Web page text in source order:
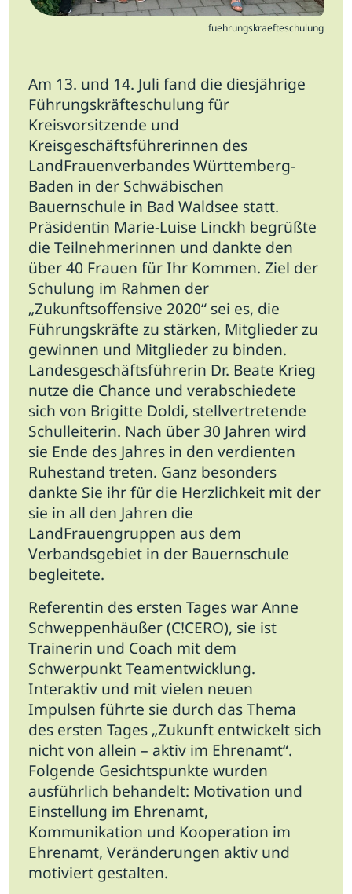
fuehrungskraefteschulung
Am 13. und 14. Juli fand die diesjährige
Führungskräfteschulung für
Kreisvorsitzende und
Kreisgeschäftsführerinnen des
LandFrauenverbandes Württemberg-
Baden in der Schwäbischen
Bauernschule in Bad Waldsee statt.
Präsidentin Marie-Luise Linckh begrüßte
die Teilnehmerinnen und dankte den
über 40 Frauen für Ihr Kommen. Ziel der
Schulung im Rahmen der
„Zukunftsoffensive 2020“ sei es, die
Führungskräfte zu stärken, Mitglieder zu
gewinnen und Mitglieder zu binden.
Landesgeschäftsführerin Dr. Beate Krieg
nutze die Chance und verabschiedete
sich von Brigitte Doldi, stellvertretende
Schulleiterin. Nach über 30 Jahren wird
sie Ende des Jahres in den verdienten
Ruhestand treten. Ganz besonders
dankte Sie ihr für die Herzlichkeit mit der
sie in all den Jahren die
LandFrauengruppen aus dem
Verbandsgebiet in der Bauernschule
begleitete.
Referentin des ersten Tages war Anne
Schweppenhäußer (C!CERO), sie ist
Trainerin und Coach mit dem
Schwerpunkt Teamentwicklung.
Interaktiv und mit vielen neuen
Impulsen führte sie durch das Thema
des ersten Tages „Zukunft entwickelt sich
nicht von allein – aktiv im Ehrenamt“.
Folgende Gesichtspunkte wurden
ausführlich behandelt: Motivation und
Einstellung im Ehrenamt,
Kommunikation und Kooperation im
Ehrenamt, Veränderungen aktiv und
motiviert gestalten.